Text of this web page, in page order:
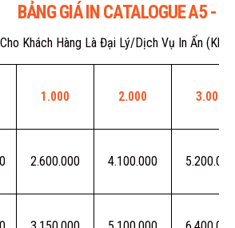
BẢNG GIÁ IN CATALOGUE A5 -
Khách Hàng Là Đại Lý/Dịch Vụ In Ấn
1.000 2.000 3.000
2.600.000 4.100.000 5.200.000